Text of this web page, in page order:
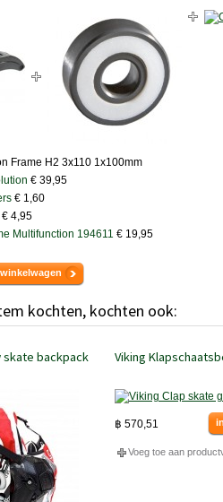
Frame H2 3x110 1x100mm
€ 39,95
€ 1,60
€ 4,95
Multifunction 194611 € 19,95
kochten, kochten ook:
skate backpack Viking
฿ 570,51
Voeg toe aan